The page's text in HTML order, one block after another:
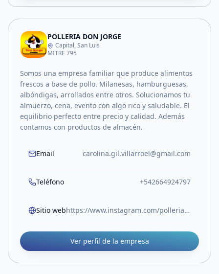
POLLERIA DON JORGE
Capital, San Luis
MITRE 795
Somos una empresa familiar que produce alimentos
frescos a base de pollo. Milanesas, hamburguesas,
albóndigas, arrollados entre otros. Solucionamos tu
almuerzo, cena, evento con algo rico y saludable. El
equilibrio perfecto entre precio y calidad. Además
contamos con productos de almacén.
Email carolina.gil.villarroel@gmail.com
Teléfono +542664924797
Sitio web https://www.instagram.com/polleria_don_jorge/
Ver perfil de la empresa